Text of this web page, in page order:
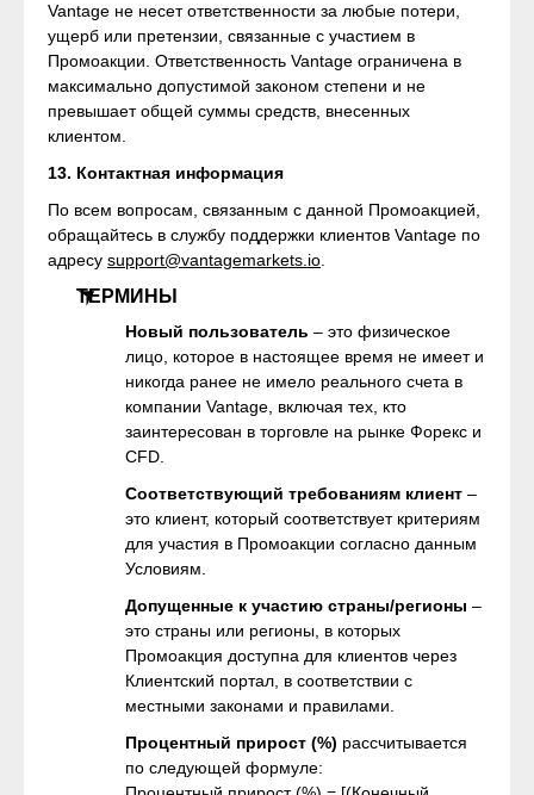
Vantage не несет ответственности за любые потери,
ущерб или претензии, связанные с участием в
Промоакции. Ответственность Vantage ограничена в
максимально допустимой законом степени и не
превышает общей суммы средств, внесенных
клиентом.
13. Контактная информация
По всем вопросам, связанным с данной Промоакцией,
обращайтесь в службу поддержки клиентов Vantage по
адресу support@vantagemarkets.io
ТЕРМИНЫ
Новый пользователь – это физическое
лицо, которое в настоящее время не имеет и
никогда ранее не имело реального счета в
компании Vantage, включая тех, кто
заинтересован в торговле на рынке Форекс и
CFD.
Соответствующий требованиям клиент –
это клиент, который соответствует критериям
для участия в Промоакции согласно данным
Условиям.
Допущенные к участию страны/регионы –
это страны или регионы, в которых
Промоакция доступна для клиентов через
Клиентский портал, в соответствии с
местными законами и правилами.
Процентный прирост (%) рассчитывается
по следующей формуле: